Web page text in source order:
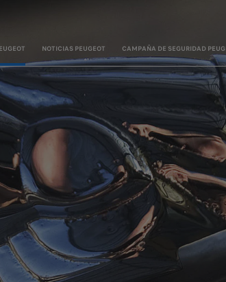
NOTICIAS PEUGEOT CAMPAÑA DE SEGURIDAD